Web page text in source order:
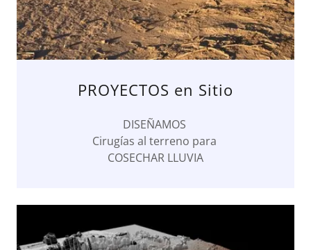
PROYECTOS en Sitio
DISEÑAMOS
Cirugías al terreno para
COSECHAR LLUVIA